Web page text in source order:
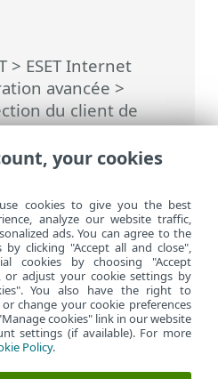
> ESET Internet
avancée >
du client de
des listes
>
adresse
ordinateur de bureau
ESET
your cookies
cookies to give you the best
analyze our website traffic,
ads. You can agree to the
clicking "Accept all and close",
cookies by choosing "Accept
or adjust your cookie settings by
You also have the right to
change your cookie preferences
cookies" link in our website
settings (if available). For more
Policy.